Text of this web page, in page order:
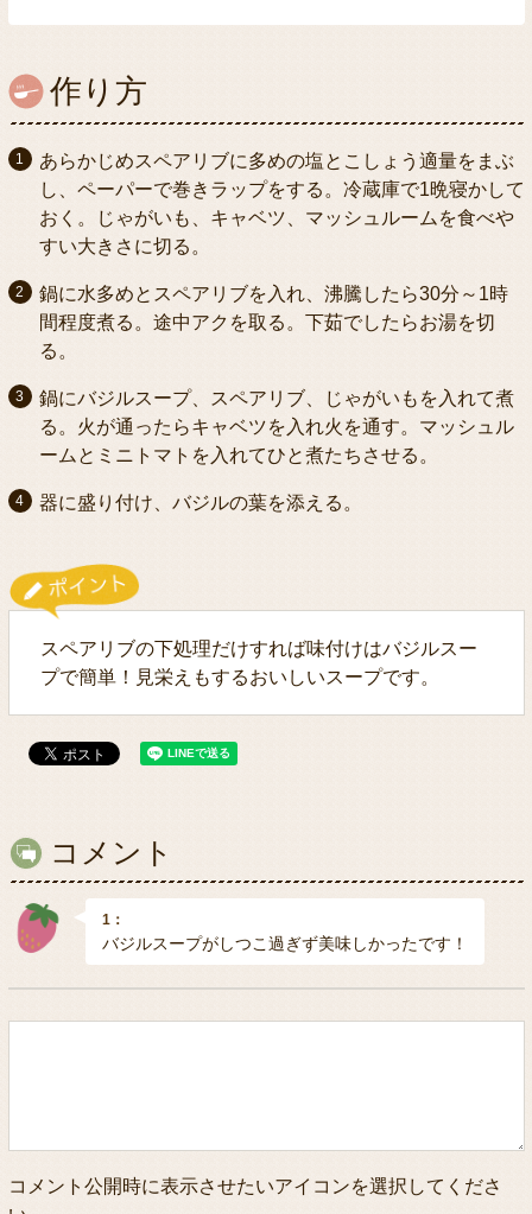
作り方
あらかじめスペアリブに多めの塩とこしょう適量をまぶ
し、ペーパーで巻きラップをする。冷蔵庫で1晩寝かして
おく。じゃがいも、キャベツ、マッシュルームを食べや
すい大きさに切る。
鍋に水多めとスペアリブを入れ、沸騰したら30分～1時
間程度煮る。途中アクを取る。下茹でしたらお湯を切
る。
鍋にバジルスープ、スペアリブ、じゃがいもを入れて煮
る。火が通ったらキャベツを入れ火を通す。マッシュル
ームとミニトマトを入れてひと煮たちさせる。
器に盛り付け、バジルの葉を添える。
スペアリブの下処理だけすれば味付けはバジルスー
プで簡単！見栄えもするおいしいスープです。
コメント
1：
バジルスープがしつこ過ぎず美味しかったです！
コメント公開時に表示させたいアイコンを選択してくださ